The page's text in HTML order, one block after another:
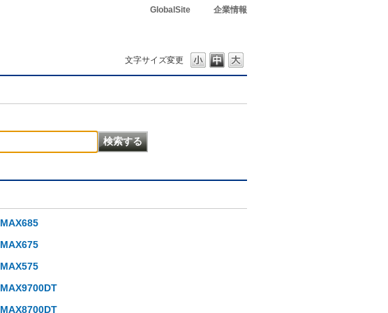
GlobalSite 企業情報
文字サイズ変更
MAX685
MAX675
MAX575
MAX9700DT
MAX8700DT